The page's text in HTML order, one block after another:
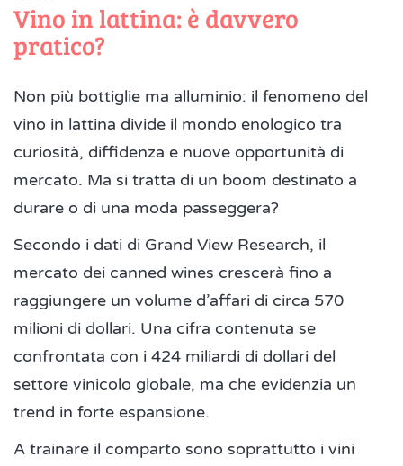
Vino in lattina: è davvero
pratico?
Non più bottiglie ma alluminio: il fenomeno del
vino in lattina divide il mondo enologico tra
curiosità, diffidenza e nuove opportunità di
mercato. Ma si tratta di un boom destinato a
durare o di una moda passeggera?
Secondo i dati di Grand View Research, il
mercato dei canned wines crescerà fino a
raggiungere un volume d’affari di circa 570
milioni di dollari. Una cifra contenuta se
confrontata con i 424 miliardi di dollari del
settore vinicolo globale, ma che evidenzia un
trend in forte espansione.
A trainare il comparto sono soprattutto i vini